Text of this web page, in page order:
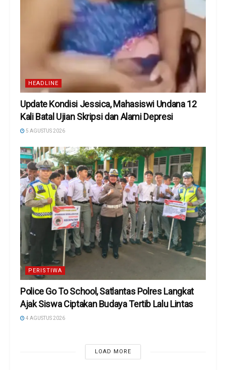
HEADLINE
Update Kondisi Jessica, Mahasiswi Undana 12
Kali Batal Ujian Skripsi dan Alami Depresi
5 AGUSTUS 2026
PERISTIWA
Police Go To School, Satlantas Polres Langkat
Ajak Siswa Ciptakan Budaya Tertib Lalu Lintas
4 AGUSTUS 2026
LOAD MORE